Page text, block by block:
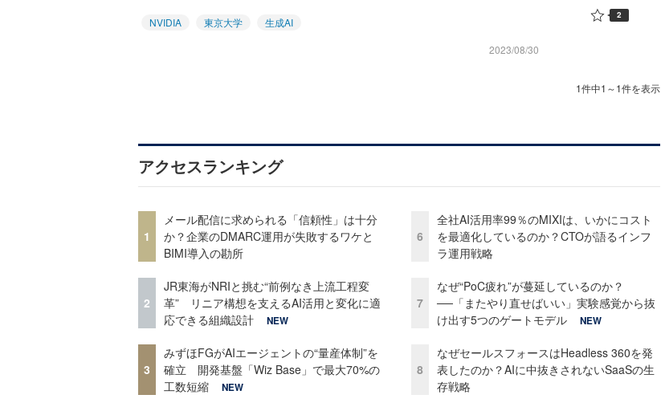
NVIDIA 東京大学
生成AI
2023/08/30
2
1件中1～1件を表示
アクセスランキング
1
メール配信に求められる「信頼性」は十分
か？企業のDMARC運用が失敗するワケと
BIMI導入の勘所
2
JR東海がNRIと挑む“前例なき上流工程変
革” リニア構想を支えるAI活用と変化に適
応できる組織設計
NEW
3
みずほFGがAIエージェントの“量産体制”を
確立 開発基盤「Wiz Base」で最大70%の
工数短縮
NEW
6
全社AI活用率99％のMIXIは、いかにコスト
を最適化しているのか？CTOが語るインフ
ラ運用戦略
7
なぜ“PoC疲れ”が蔓延しているのか？
──「またやり直せばいい」実験感覚から抜
け出す5つのゲートモデル
NEW
8
なぜセールスフォースはHeadless 360を発
表したのか？AIに中抜きされないSaaSの生
存戦略